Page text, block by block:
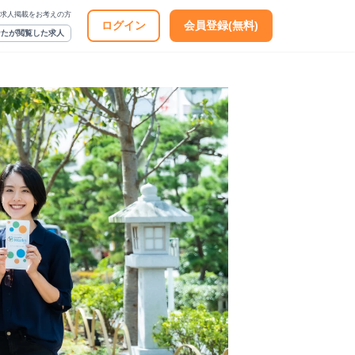
求人掲載をお考えの方
が閲覧した求人
ログイン 会員登録(無料)